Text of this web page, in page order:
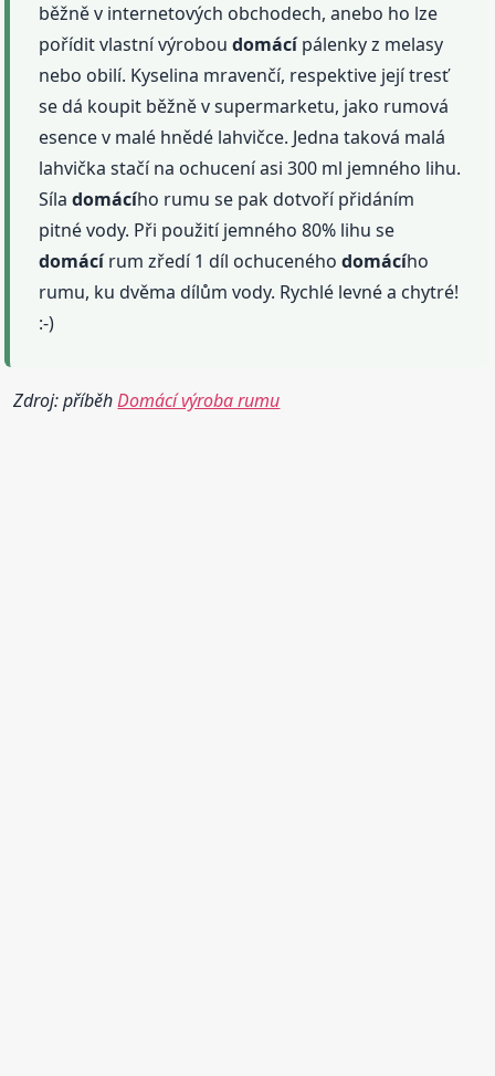
běžně v internetových obchodech, anebo ho lze
pořídit vlastní výroboudomácípálenky z melasy
nebo obilí. Kyselina mravenčí, respektive její tresť
se dá koupit běžně v supermarketu, jako rumová
esence v malé hnědé lahvičce. Jedna taková malá
lahvička stačí na ochucení asi 300 ml jemného lihu.
Síladomácího rumu se pak dotvoří přidáním
pitné vody. Při použití jemného 80% lihu se
domácírum zředí 1 díl ochucenéhodomácího
rumu, ku dvěma dílům vody. Rychlé levné a chytré!
:-)
Zdroj: příběhDomácí výroba rumu